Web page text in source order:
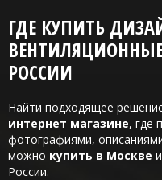
ГДЕ КУПИТЬ
РОССИИ
Найти подходящее
интернет магазине, где
фотографиями,
можно купить в Москве
России.